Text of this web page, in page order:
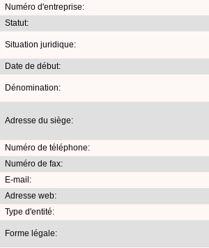
Numéro d'entreprise:
Statut:
Situation juridique:
Date de début:
Dénomination:
Adresse du siège:
Numéro de téléphone:
Numéro de fax:
E-mail:
Adresse web:
Type d'entité:
Forme légale: